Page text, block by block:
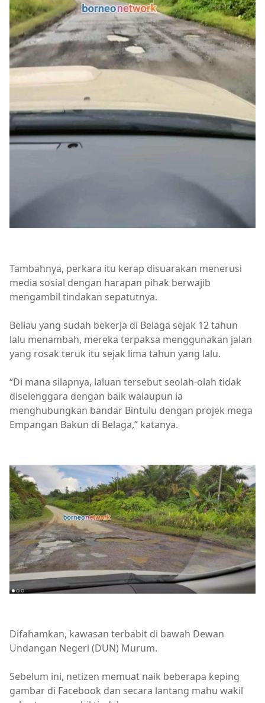
Tambahnya, perkara itu kerap disuarakan menerusi
media sosial dengan harapan pihak berwajib
mengambil tindakan sepatutnya.
Beliau yang sudah bekerja di Belaga sejak 12 tahun
lalu menambah, mereka terpaksa menggunakan jalan
yang rosak teruk itu sejak lima tahun yang lalu.
“Di mana silapnya, laluan tersebut seolah-olah tidak
diselenggara dengan baik walaupun ia
menghubungkan bandar Bintulu dengan projek mega
Empangan Bakun di Belaga,” katanya.
Difahamkan, kawasan terbabit di bawah Dewan
Undangan Negeri (DUN) Murum.
Sebelum ini, netizen memuat naik beberapa keping
gambar di Facebook dan secara lantang mahu wakil